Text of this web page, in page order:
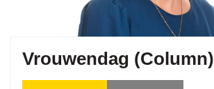
Vrouwendag (Column)